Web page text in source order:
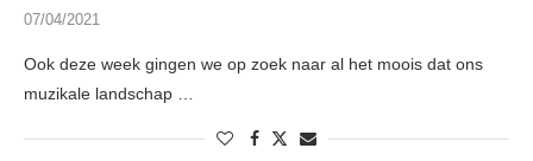
07/04/2021
Ook deze week gingen we op zoek naar al het moois dat ons
muzikale landschap …